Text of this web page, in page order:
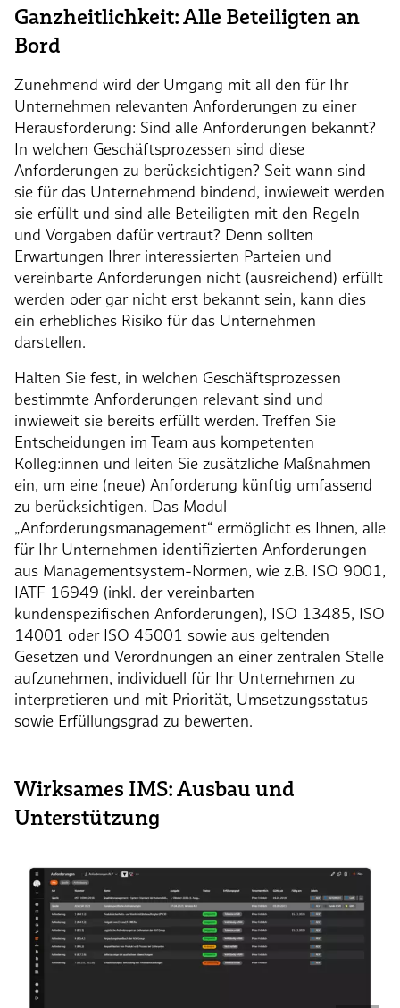
Ganzheitlichkeit: Alle Beteiligten an
Bord
Zunehmend wird der Umgang mit all den für Ihr
Unternehmen relevanten Anforderungen zu einer
Herausforderung: Sind alle Anforderungen bekannt?
In welchen Geschäftsprozessen sind diese
Anforderungen zu berücksichtigen? Seit wann sind
sie für das Unternehmend bindend, inwieweit werden
sie erfüllt und sind alle Beteiligten mit den Regeln
und Vorgaben dafür vertraut? Denn sollten
Erwartungen Ihrer interessierten Parteien und
vereinbarte Anforderungen nicht (ausreichend) erfüllt
werden oder gar nicht erst bekannt sein, kann dies
ein erhebliches Risiko für das Unternehmen
darstellen.
Halten Sie fest, in welchen Geschäftsprozessen
bestimmte Anforderungen relevant sind und
inwieweit sie bereits erfüllt werden. Treffen Sie
Entscheidungen im Team aus kompetenten
Kolleg:innen und leiten Sie zusätzliche Maßnahmen
ein, um eine (neue) Anforderung künftig umfassend
zu berücksichtigen. Das Modul
„Anforderungsmanagement“ ermöglicht es Ihnen, alle
für Ihr Unternehmen identifizierten Anforderungen
aus Managementsystem-Normen, wie z.B. ISO 9001,
IATF 16949 (inkl. der vereinbarten
kundenspezifischen Anforderungen), ISO 13485, ISO
14001 oder ISO 45001 sowie aus geltenden
Gesetzen und Verordnungen an einer zentralen Stelle
aufzunehmen, individuell für Ihr Unternehmen zu
interpretieren und mit Priorität, Umsetzungsstatus
sowie Erfüllungsgrad zu bewerten.
Wirksames IMS: Ausbau und
Unterstützung